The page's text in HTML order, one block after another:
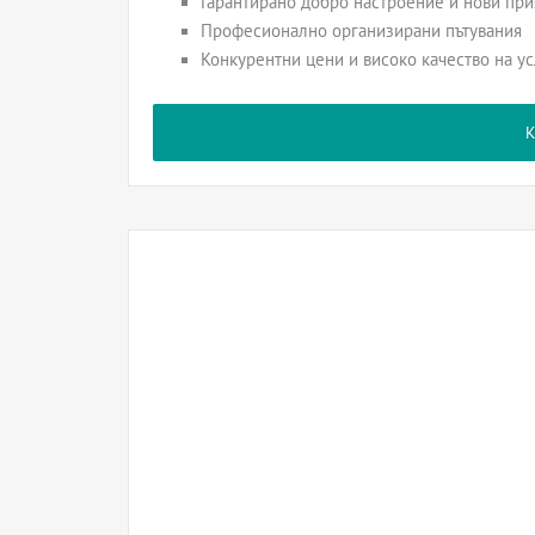
Професионално организирани пътувания
Конкурентни цени и високо качество на